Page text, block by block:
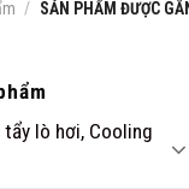
/ SẢN PHẨM ĐƯỢC
lò hơi, Cooling